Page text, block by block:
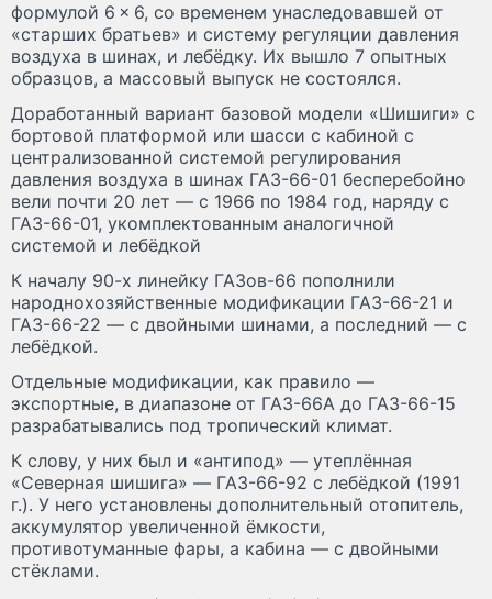
формулой 6 × 6, со временем унаследовавшей от
«старших братьев» и систему регуляции давления
воздуха в шинах, и лебёдку. Их вышло 7 опытных
образцов, а массовый выпуск не состоялся.
Доработанный вариант базовой модели «Шишиги» с
бортовой платформой или шасси с кабиной с
централизованной системой регулирования
давления воздуха в шинах ГАЗ-66-01 бесперебойно
вели почти 20 лет — с 1966 по 1984 год, наряду с
ГАЗ-66-01, укомплектованным аналогичной
системой и лебёдкой
К началу 90-х линейку ГАЗов-66 пополнили
народнохозяйственные модификации ГАЗ-66-21 и
ГАЗ-66-22 — с двойными шинами, а последний — с
лебёдкой.
Отдельные модификации, как правило —
экспортные, в диапазоне от ГАЗ-66А до ГАЗ-66-15
разрабатывались под тропический климат.
К слову, у них был и «антипод» — утеплённая
«Северная шишига» — ГАЗ-66-92 с лебёдкой (1991
г.). У него установлены дополнительный отопитель,
аккумулятор увеличенной ёмкости,
противотуманные фары, а кабина — с двойными
стёклами.